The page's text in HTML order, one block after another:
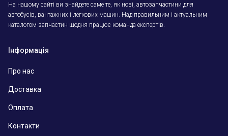
На нашому сайті ви знайдете саме те, як нові, автозапчастини для
автобусів, вантажних і легкових машин. Над правильним і актуальним
каталогом запчастин щодня працює команда експертів.
Інформація
Про нас
Доставка
Оплата
Контакти